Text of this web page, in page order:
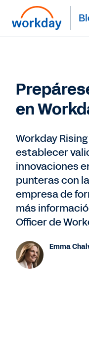
en
Workday
establecer
innovaciones
punteras con
empresa de
más
Officer de
Emma